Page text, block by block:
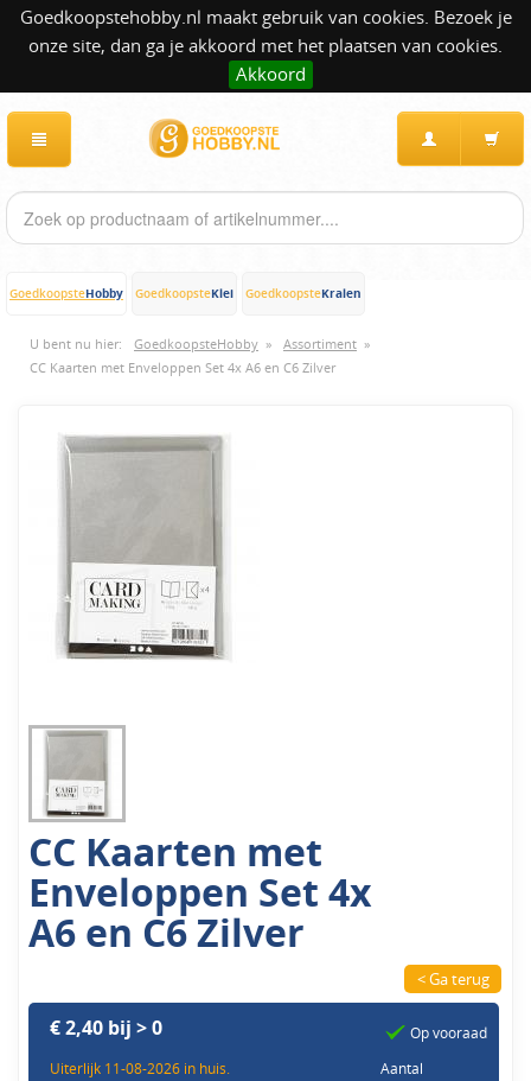
Goedkoopstehobby.nl maakt gebruik van cookies. Bezoek je
onze site, dan ga je akkoord met het plaatsen van cookies.
Akkoord
GoedkoopsteHobby GoedkoopsteKlei GoedkoopsteKralen
U bent nu hier: GoedkoopsteHobby » Assortiment »
CC Kaarten met Enveloppen Set 4x A6 en C6 Zilver
CC Kaarten met
Enveloppen Set 4x
A6 en C6 Zilver
< Ga terug
€ 2,40 bij > 0
Uiterlijk 11-08-2026 in huis.
Op vooraad
Aantal